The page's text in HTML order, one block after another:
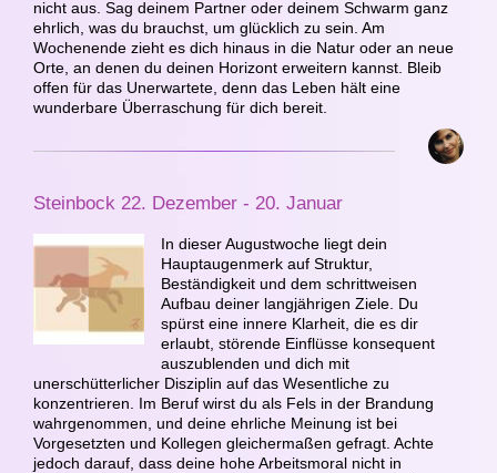
nicht aus. Sag deinem Partner oder deinem Schwarm ganz
ehrlich, was du brauchst, um glücklich zu sein. Am
Wochenende zieht es dich hinaus in die Natur oder an neue
Orte, an denen du deinen Horizont erweitern kannst. Bleib
offen für das Unerwartete, denn das Leben hält eine
wunderbare Überraschung für dich bereit.
Steinbock 22. Dezember - 20. Januar
In dieser Augustwoche liegt dein
Hauptaugenmerk auf Struktur,
Beständigkeit und dem schrittweisen
Aufbau deiner langjährigen Ziele. Du
spürst eine innere Klarheit, die es dir
erlaubt, störende Einflüsse konsequent
auszublenden und dich mit
unerschütterlicher Disziplin auf das Wesentliche zu
konzentrieren. Im Beruf wirst du als Fels in der Brandung
wahrgenommen, und deine ehrliche Meinung ist bei
Vorgesetzten und Kollegen gleichermaßen gefragt. Achte
jedoch darauf, dass deine hohe Arbeitsmoral nicht in